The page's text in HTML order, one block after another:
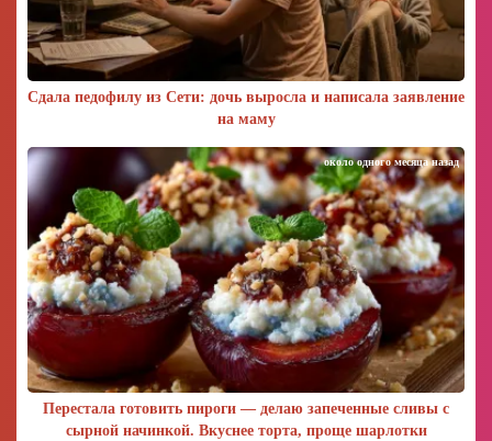
Сдала педофилу из Сети: дочь выросла и написала заявление
на маму
Перестала готовить пироги — делаю запеченные сливы с
сырной начинкой. Вкуснее торта, проще шарлотки
около одного месяца назад